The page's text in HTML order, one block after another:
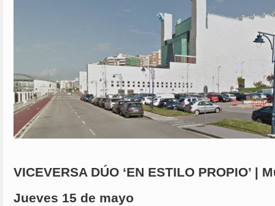
VICEVERSA DÚO ‘EN ESTILO PROPIO’ |
Jueves 15 de mayo